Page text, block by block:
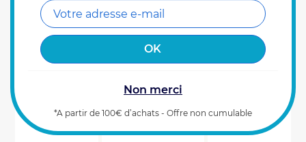
allant jusqu’à 3,5 mètres de profondeur avec...
1180€
Prix HT
Derniers articles disponibles (1)
Non merci
*A partir de 100€ d’achats - Offre non cumulable